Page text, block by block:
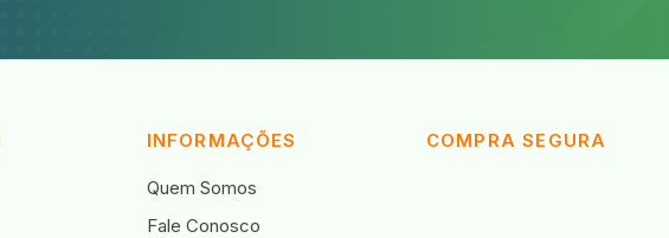
INFORMAÇÕES
Quem Somos
Fale Conosco
COMPRA SEGURA